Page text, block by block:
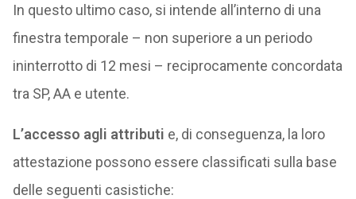
In questo ultimo caso, si intende all’interno di una
finestra temporale – non superiore a un periodo
ininterrotto di 12 mesi – reciprocamente concordata
tra SP, AA e utente.
L’accesso agli attributi e, di conseguenza, la loro
attestazione possono essere classificati sulla base
delle seguenti casistiche: